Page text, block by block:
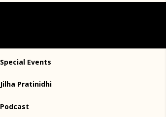
Special Events
Jilha Pratinidhi
Podcast